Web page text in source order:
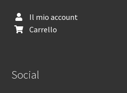
Il mio account
Carrello
Social